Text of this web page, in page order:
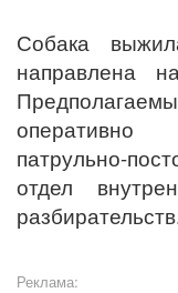
Собака
направлена
оперативно
патрульно-
отдел
Реклама: